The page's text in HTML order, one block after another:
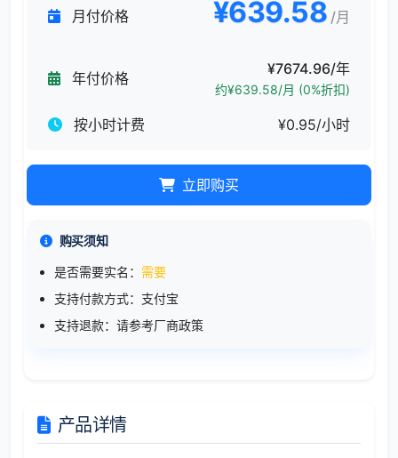
月付价格 ¥639.58 /月
年付价格
¥7674.96/年
约¥639.58/月 (0%折扣)
按小时计费 ¥0.95/小时
立即购买
购买须知
是否需要实名： 需要
支持付款方式：支付宝
支持退款：请参考厂商政策
产品详情